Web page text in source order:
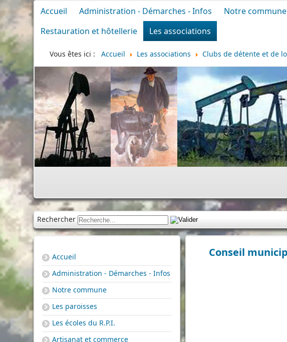
Accueil Administration - Démarches - Infos Notre commune
Restauration et hôtellerie
Les associations
Vous êtes ici : Accueil Les associations Clubs de détente et de
Rechercher Cimetière Infos divers | Commémoration
Accueil
Administration - Démarches - Infos
Notre commune
Les paroisses
Les écoles du R.P.I.
Artisanat et commerce
Conseil